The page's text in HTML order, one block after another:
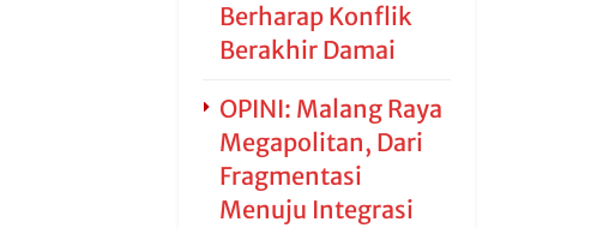
Berharap Konflik
Berakhir Damai
OPINI: Malang Raya
Megapolitan, Dari
Fragmentasi
Menuju Integrasi